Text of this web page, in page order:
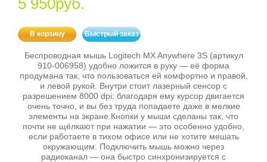
5 950руб.
В корзину Быстрый заказ
Беспроводная мышь Logitech MX Anywhere 3S (артикул
910‑006958) удобно ложится в руку — её форма
продумана так, что пользоваться ей комфортно и правой,
и левой рукой. Внутри стоит лазерный сенсор с
разрешением 8000 dpi: благодаря ему курсор двигается
очень точно, и вы без труда попадаете даже в мелкие
элементы на экране.Кнопки у мыши сделаны так, что
почти не щёлкают при нажатии — это особенно удобно,
если работаете в тихом офисе или не хотите мешать
окружающим. Подключить мышь можно через
радиоканал — она быстро синхронизируется с